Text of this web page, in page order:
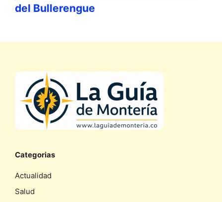
del Bullerengue
Categorias
Actualidad
Salud